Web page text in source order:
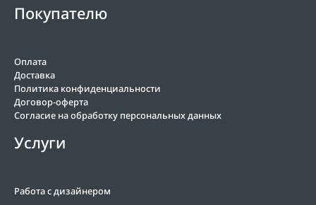
Покупателю
Оплата
Доставка
Политика конфиденциальности
Договор-оферта
Согласие на обработку персональных данных
Услуги
Работа с дизайнером